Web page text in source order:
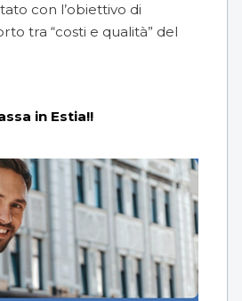
con l’obiettivo di
tra “costi e qualità” del
in Estia!!